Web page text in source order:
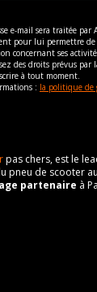
e-mail sera traitée
pour lui permettre de
concernant ses
des droits prévus
à tout moment.
: la politique de
pas chers, est le
pneu de scooter
partenaire à